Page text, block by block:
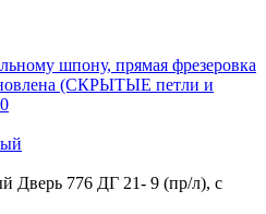
шпону, прямая фрезеровка
(СКРЫТЫЕ петли и
Дверь 776 ДГ 21- 9 (пр/л), с